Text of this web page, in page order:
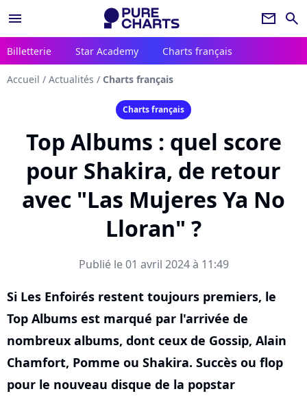
menu newsletter search
Billetterie Star Academy Charts français
Accueil / Actualités / Charts français
Charts français
Top Albums : quel score
pour Shakira, de retour
avec "Las Mujeres Ya No
Lloran" ?
Publié le 01 avril 2024 à 11:49
Si Les Enfoirés restent toujours premiers, le
Top Albums est marqué par l'arrivée de
nombreux albums, dont ceux de Gossip, Alain
Chamfort, Pomme ou Shakira. Succès ou flop
pour le nouveau disque de la popstar